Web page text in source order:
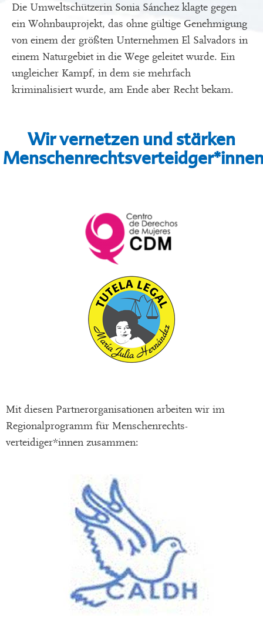
Die Umweltschützerin Sonia Sánchez klagte gegen
ein Wohnbauprojekt, das ohne gültige Genehmigung
von einem der größten Unternehmen El Salvadors in
einem Naturgebiet in die Wege geleitet wurde. Ein
ungleicher Kampf, in dem sie mehrfach
kriminalisiert wurde, am Ende aber Recht bekam.
Wir vernetzen und stärken
Mit diesen Partnerorganisationen arbeiten wir im
Regionalprogramm für Menschenrechts-
verteidiger*innen zusammen: